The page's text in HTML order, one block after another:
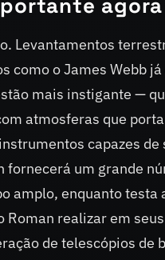
Levantamentos
como o James Webb
mais instigante —
atmosferas que
capazes
um grande
amplo, enquanto
Roman realizar em
de telescópios de